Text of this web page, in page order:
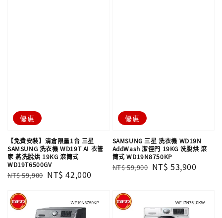
優惠
【免費安裝】清倉限量1台 三星
SAMSUNG 洗衣機 WD19T AI 衣管
家 蒸洗脫烘 19KG 滾筒式
WD19T6500GV
Regular
NT$ 59,900 Sale
NT$ 42,000
優惠
SAMSUNG 三星 洗衣機 WD19N
AddWash 潔徑門 19KG 洗脫烘 滾
筒式 WD19N8750KP
Regular
NT$ 59,900 Sale
NT$ 53,900